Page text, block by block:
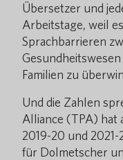
Übersetzer und
Arbeitstage, weil
Sprachbarrieren
Familien zu
Und die Zahlen
Alliance (TPA) hat
2019-20 und 2021-
für Dolmetscher